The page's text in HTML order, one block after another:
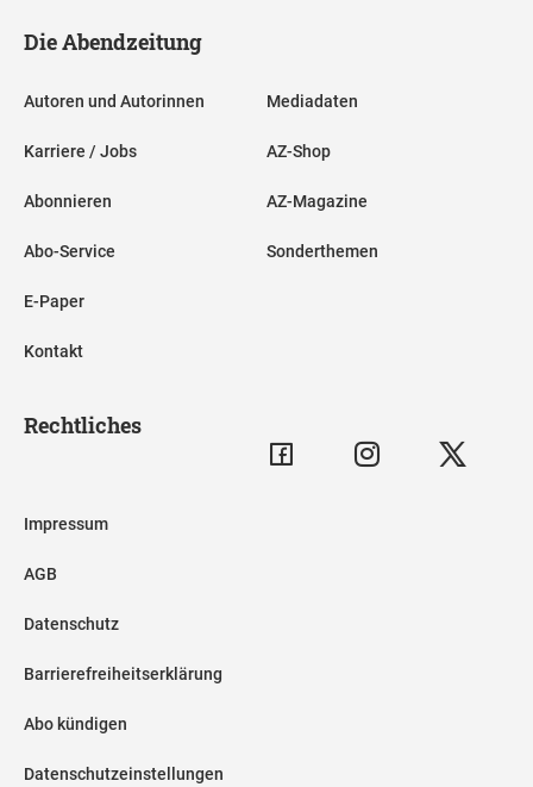
Die Abendzeitung
Autoren und Autorinnen
Karriere / Jobs
Abonnieren
Abo-Service
E-Paper
Kontakt
Mediadaten
AZ-Shop
AZ-Magazine
Sonderthemen
Rechtliches
Impressum
AGB
Datenschutz
Barrierefreiheitserklärung
Abo kündigen
Datenschutzeinstellungen